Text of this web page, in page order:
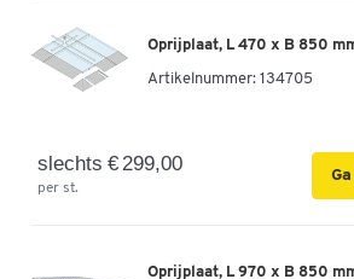
Oprijplaat, L 470 x B 850
Artikelnummer: 134705
slechts € 299,00
per st.
Oprijplaat, L 970 x B 850